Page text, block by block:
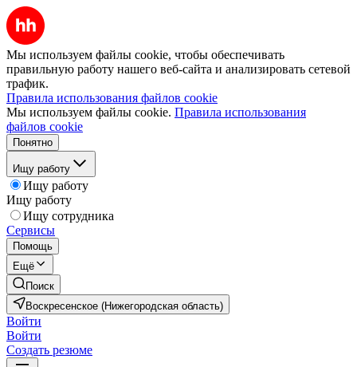
Мы используем файлы cookie, чтобы обеспечивать
правильную работу нашего веб-сайта и анализировать сетевой
трафик.
Правила использования файлов cookie
Мы используем файлы cookie. Правила использования
файлов cookie
Понятно
Ищу работу
Ищу работу
Ищу работу
Ищу сотрудника
Сервисы
Помощь
Ещё
Поиск
Воскресенское (Нижегородская область)
Войти
Войти
Создать резюме